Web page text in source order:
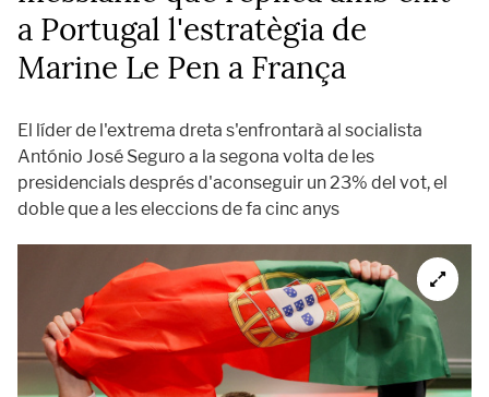
a Portugal l'estratègia de
Marine Le Pen a França
El líder de l'extrema dreta s'enfrontarà al socialista
António José Seguro a la segona volta de les
presidencials després d'aconseguir un 23% del vot, el
doble que a les eleccions de fa cinc anys